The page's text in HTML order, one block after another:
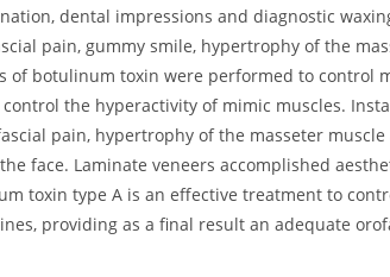
dental impressions and diagnostic
pain, gummy smile, hypertrophy of the
of botulinum toxin were performed to control
the hyperactivity of mimic muscles.
pain, hypertrophy of the masseter
face. Laminate veneers accomplished
toxin type A is an effective treatment to
providing as a final result an adequate